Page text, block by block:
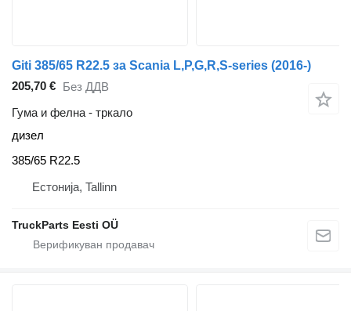
Giti 385/65 R22.5 за Scania L,P,G,R,S-series (2016-)
205,70 € Без ДДВ
Гума и фелна - тркало
дизел
385/65 R22.5
Естонија, Tallinn
TruckParts Eesti OÜ